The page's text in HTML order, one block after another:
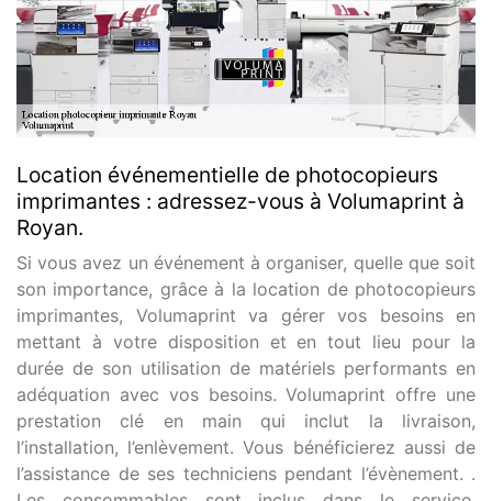
Location événementielle de photocopieurs
imprimantes : adressez-vous à Volumaprint à
Royan.
Si vous avez un événement à organiser, quelle que soit
son importance, grâce à la location de photocopieurs
imprimantes, Volumaprint va gérer vos besoins en
mettant à votre disposition et en tout lieu pour la
durée de son utilisation de matériels performants en
adéquation avec vos besoins. Volumaprint offre une
prestation clé en main qui inclut la livraison,
l’installation, l’enlèvement. Vous bénéficierez aussi de
l’assistance de ses techniciens pendant l’évènement. .